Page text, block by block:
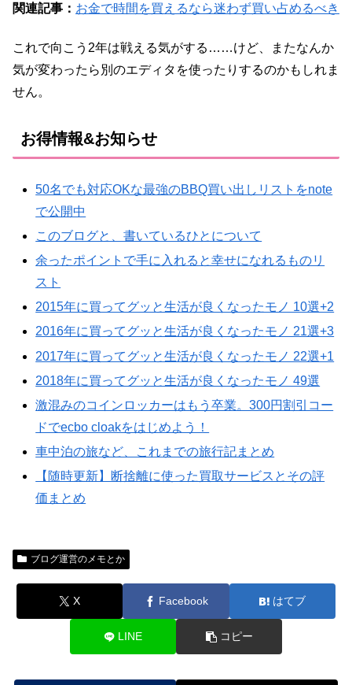
関連記事： お金で時間を買えるなら迷わず買い占めるべき
これで向こう2年は戦える気がする……けど、またなんか
気が変わったら別のエディタを使ったりするのかもしれま
せん。
お得情報&お知らせ
50名でも対応OKな最強のBBQ買い出しリストをnote
で公開中
このブログと、書いているひとについて
余ったポイントで手に入れると幸せになれるものリ
スト
2015年に買ってグッと生活が良くなったモノ 10選+2
2016年に買ってグッと生活が良くなったモノ 21選+3
2017年に買ってグッと生活が良くなったモノ 22選+1
2018年に買ってグッと生活が良くなったモノ 49選
激混みのコインロッカーはもう卒業。300円割引コー
ドでecbo cloakをはじめよう！
車中泊の旅など、これまでの旅行記まとめ
【随時更新】断捨離に使った買取サービスとその評
価まとめ
ブログ運営のメモとか
X Facebook はてブ
LINE コピー